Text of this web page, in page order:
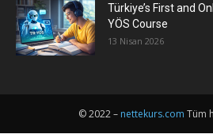
Türkiye’s First and
YÖS Course
13 Nisan 2026
© 2022 – nettekurs.com Tüm